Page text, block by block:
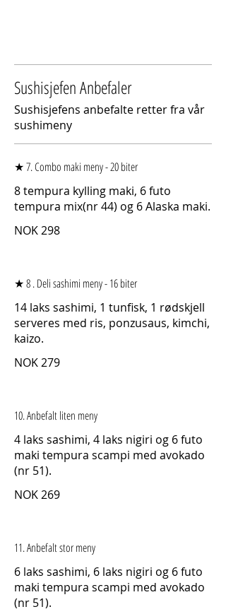
Sushisjefen Anbefaler
Sushisjefens anbefalte retter fra vår
sushimeny
★ 7. Combo maki meny - 20 biter
8 tempura kylling maki, 6 futo
tempura mix(nr 44) og 6 Alaska maki.
NOK 298
★ 8 . Deli sashimi meny - 16 biter
14 laks sashimi, 1 tunfisk, 1 rødskjell
serveres med ris, ponzusaus, kimchi,
kaizo.
NOK 279
10. Anbefalt liten meny
4 laks sashimi, 4 laks nigiri og 6 futo
maki tempura scampi med avokado
(nr 51).
NOK 269
11. Anbefalt stor meny
6 laks sashimi, 6 laks nigiri og 6 futo
maki tempura scampi med avokado
(nr 51).